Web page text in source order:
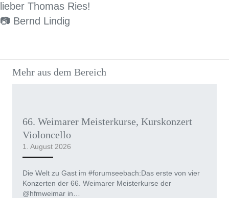
lieber Thomas Ries!
📷 Bernd Lindig
Mehr aus dem Bereich
66. Weimarer Meisterkurse, Kurskonzert
Violoncello
1. August 2026
Die Welt zu Gast im #forumseebach:Das erste von vier
Konzerten der 66. Weimarer Meisterkurse der
@hfmweimar in…